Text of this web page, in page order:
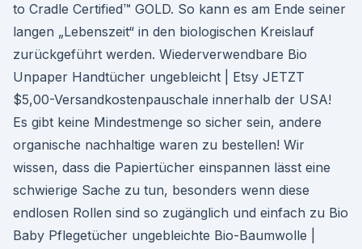
to Cradle Certified™ GOLD. So kann es am Ende seiner
langen „Lebenszeit“ in den biologischen Kreislauf
zurückgeführt werden. Wiederverwendbare Bio
Unpaper Handtücher ungebleicht | Etsy JETZT
$5,00-Versandkostenpauschale innerhalb der USA!
Es gibt keine Mindestmenge so sicher sein, andere
organische nachhaltige waren zu bestellen! Wir
wissen, dass die Papiertücher einspannen lässt eine
schwierige Sache zu tun, besonders wenn diese
endlosen Rollen sind so zugänglich und einfach zu Bio
Baby Pflegetücher ungebleichte Bio-Baumwolle |